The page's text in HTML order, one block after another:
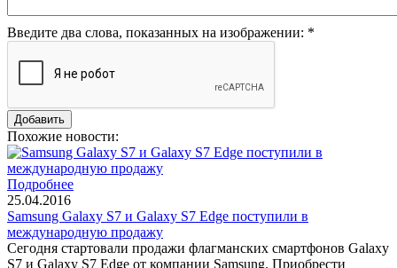
Введите два слова, показанных на изображении: *
Похожие новости:
Подробнее
25.04.2016
Samsung Galaxy S7 и Galaxy S7 Edge поступили в
международную продажу
Сегодня стартовали продажи флагманских смартфонов Galaxy
S7 и Galaxy S7 Edge от компании Samsung. Приобрести